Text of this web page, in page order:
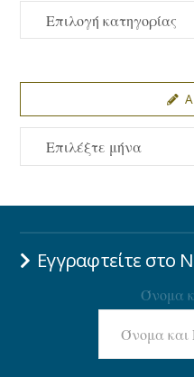
ΚΑΤΗΓΟΡΙΕΣ
ΑΡΧΕΙΟ
Εγγραφτείτε στο
Όνομα